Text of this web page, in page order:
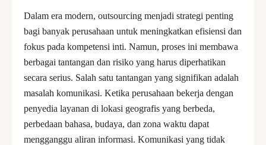
Dalam era modern, outsourcing menjadi strategi penting
bagi banyak perusahaan untuk meningkatkan efisiensi dan
fokus pada kompetensi inti. Namun, proses ini membawa
berbagai tantangan dan risiko yang harus diperhatikan
secara serius. Salah satu tantangan yang signifikan adalah
masalah komunikasi. Ketika perusahaan bekerja dengan
penyedia layanan di lokasi geografis yang berbeda,
perbedaan bahasa, budaya, dan zona waktu dapat
mengganggu aliran informasi. Komunikasi yang tidak